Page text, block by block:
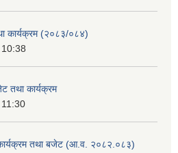
कार्यक्रम (२०८३/०८४)
तथा कार्यक्रम
कार्यक्रम तथा बजेट (आ.व. २०८२.०८३)